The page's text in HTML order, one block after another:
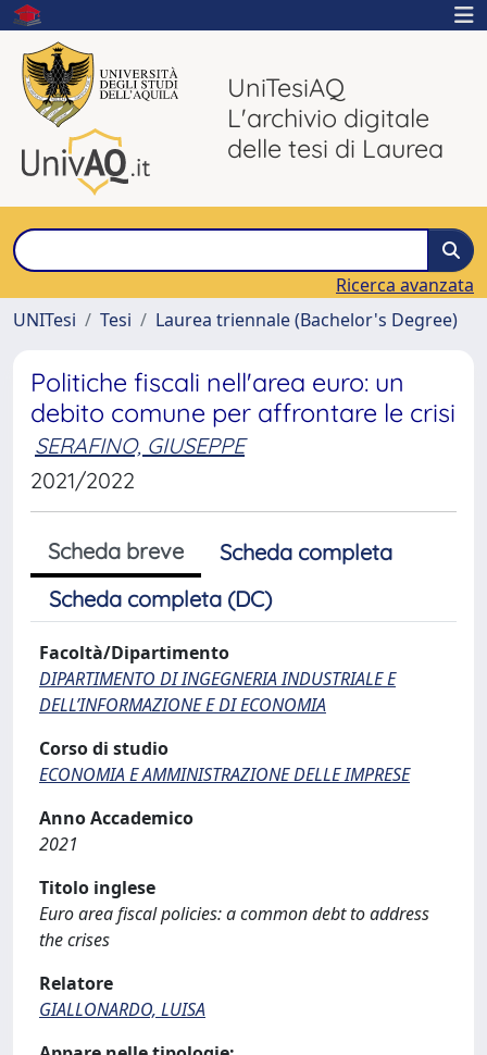
UniTesiAQ
L'archivio digitale
delle tesi di Laurea
Ricerca avanzata
UNITesi
Tesi Laurea triennale (Bachelor's Degree)
Politiche fiscali nell'area euro: un
debito comune per affrontare le crisi
SERAFINO, GIUSEPPE
2021/2022
Scheda breve
Scheda completa
Scheda completa (DC)
Facoltà/Dipartimento
DIPARTIMENTO DI INGEGNERIA INDUSTRIALE E
DELL’INFORMAZIONE E DI ECONOMIA
Corso di studio
ECONOMIA E AMMINISTRAZIONE DELLE IMPRESE
Anno Accademico
2021
Titolo inglese
Euro area fiscal policies: a common debt to address
the crises
Relatore
GIALLONARDO, LUISA